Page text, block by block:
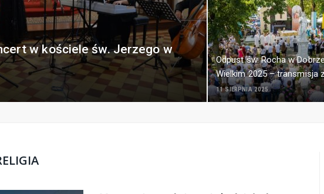
w kościele św. Jerzego w
Odpust św. Rocha w
Wielkim 2025 – transmisja
11 SIERPNIA 2025